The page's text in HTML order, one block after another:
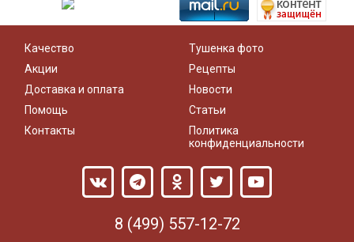
Качество
Акции
Доставка и оплата
Помощь
Контакты
Тушенка фото
Рецепты
Новости
Статьи
Политика
конфиденциальности
8 (499) 557-12-72